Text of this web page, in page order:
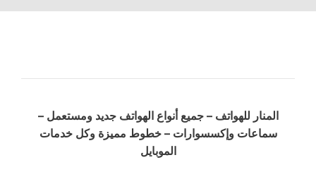
المنار للهواتف – جميع أنواع الهواتف جديد ومستعمل –
سماعات وإكسسوارات – خطوط مميزة وكل خدمات
الموبايل